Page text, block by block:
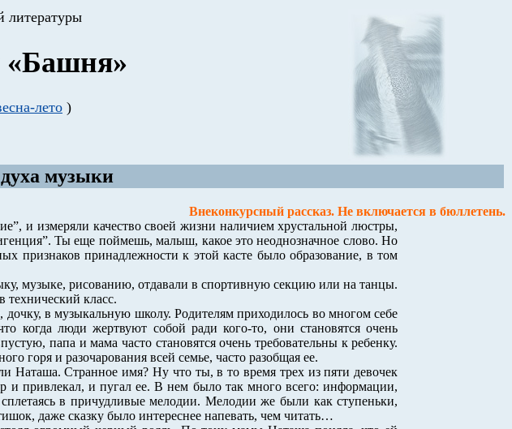
литературы
«Башня»
лето )
музыки
Внеконкурсный рассказ. Не включается в бюллетень.
и измеряли качество своей жизни наличием хрустальной люстры,
Ты еще поймешь, малыш, какое это неоднозначное слово. Но
признаков принадлежности к этой касте было образование, в том
музыке, рисованию, отдавали в спортивную секцию или на танцы.
технический класс.
в музыкальную школу. Родителям приходилось во многом себе
когда люди жертвуют собой ради кого-то, они становятся очень
папа и мама часто становятся очень требовательны к ребенку.
горя и разочарования всей семье, часто разобщая ее.
Наташа. Странное имя? Ну что ты, в то время трех из пяти девочек
привлекал, и пугал ее. В нем было так много всего: информации,
в причудливые мелодии. Мелодии же были как ступеньки,
даже сказку было интереснее напевать, чем читать…